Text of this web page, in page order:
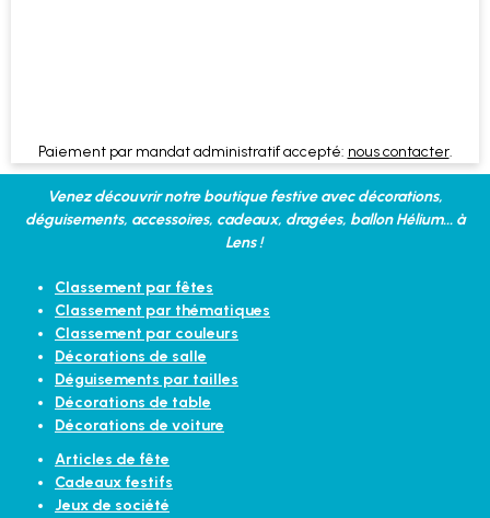
Paiement par mandat administratif accepté: nous contacter.
Venez découvrir notre boutique festive avec décorations,
déguisements, accessoires, cadeaux, dragées, ballon Hélium... à
Lens !
Classement par fêtes
Classement par thématiques
Classement par couleurs
Décorations de salle
Déguisements par tailles
Décorations de table
Décorations de voiture
Articles de fête
Cadeaux festifs
Jeux de société